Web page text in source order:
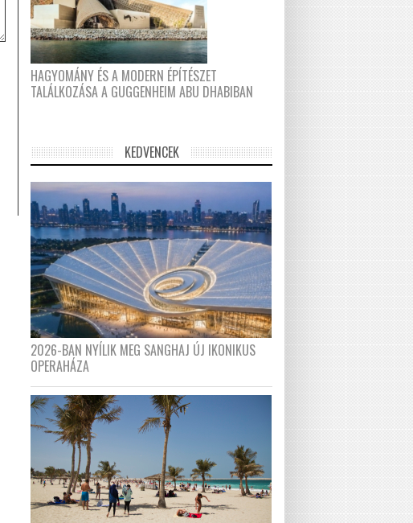
HAGYOMÁNY ÉS A MODERN ÉPÍTÉSZET
TALÁLKOZÁSA A GUGGENHEIM ABU DHABIBAN
KEDVENCEK
2026-BAN NYÍLIK MEG SANGHAJ ÚJ IKONIKUS
OPERAHÁZA